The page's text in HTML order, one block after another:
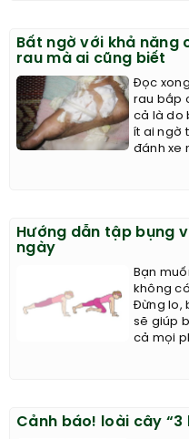
Bất ngờ với khả năng
rau mà ai cũng biết
Đọc
rau bắp
cả là do
ít ai ngờ
đánh xe
Hướng dẫn tập bụng
ngày
Bạn
không
Đừng lo,
sẽ giúp
cả mọi
Cảnh báo! loài cây